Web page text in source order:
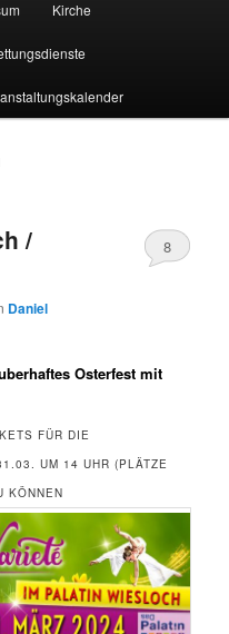
Kirche
/
Daniel
8
Osterfest mit
FÜR DIE
UM 14 UHR (PLÄTZE
KÖNNEN